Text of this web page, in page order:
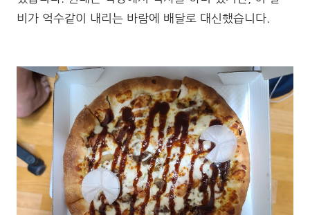
비가 억수같이 내리는 바람에 배달로 대신했습니다.